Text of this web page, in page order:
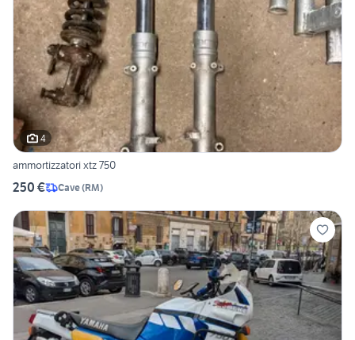
4
ammortizzatori xtz 750
250 € Cave(RM)